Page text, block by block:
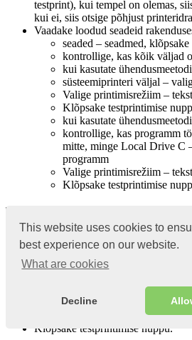
This website uses cookies to
best experience on our website.
What are cookies
Decline
testprint), kui tempel on olemas,
kui ei, siis otsige põhjust
Vaadake loodud seadeid
seaded – seadmed,
kontrollige, kas kõik väljad
kui kasutate
süsteemiprinteri väljal –
Valige printimisrežiim –
Klõpsake testprintimise
kui kasutate
kontrollige, kas programm
mitte, minge Local Drive C
programm
Valige printimisrežiim –
Klõpsake testprintimise
Toimingud Android OS-is
Vaadake loodud seadeid rakenduses
seaded – seadmed, klõpsake
kui kasutate ühendusmeetodit –
väljal USB – valige teie
Valige printimisrežiim – tekst /
Klõpsake testprintimise nuppu.